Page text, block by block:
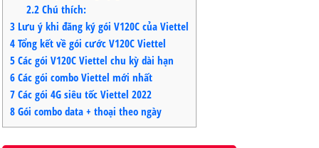
2.2Chú thích:
3 Lưu ý khi đăng ký gói V120C của Viettel
4 Tổng kết về gói cước V120C Viettel
5 Các gói V120C Viettel chu kỳ dài hạn
6 Các gói combo Viettel mới nhất
7 Các gói 4G siêu tốc Viettel 2022
8 Gói combo data + thoại theo ngày